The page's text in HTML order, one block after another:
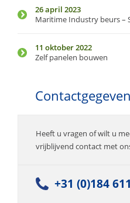
26 april 2023
Maritime Industry beurs –
11 oktober 2022
Zelf panelen bouwen
Heeft u vragen of wilt u
vrijblijvend contact met
+31 (0)184